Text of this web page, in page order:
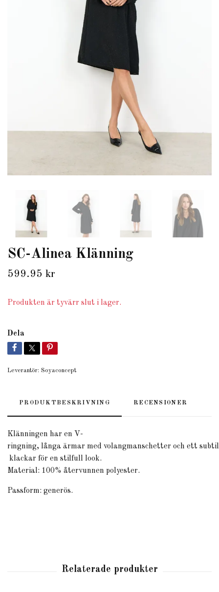
SC-Alinea Klänning
599.95 kr
Produkten är tyvärr slut i lager.
Dela
Leverantör: Soyaconcept
PRODUKTBESKRIVNING RECENSIONER
Klänningen har en V-
ringning, långa ärmar med volangmanschetter och ett
klackar för en stilfull look.
Material: 100% återvunnen polyester.
Passform: generös.